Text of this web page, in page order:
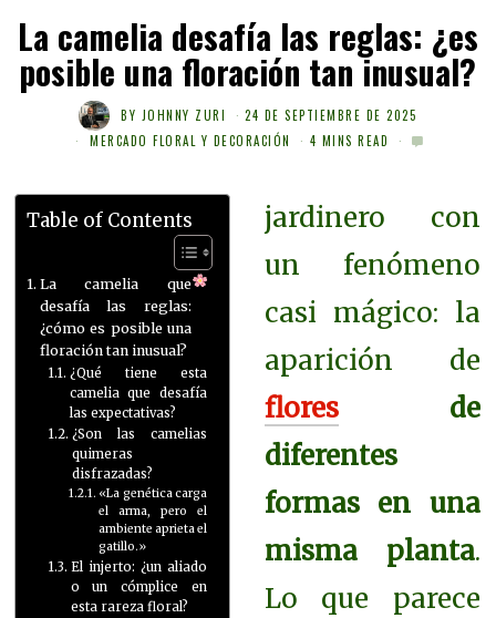
La camelia desafía las reglas: ¿es
posible una floración tan inusual?
BY JOHNNY ZURI
24 DE SEPTIEMBRE DE 2025
MERCADO FLORAL Y DECORACIÓN
4 MINS READ
Table of Contents
La camelia que
desafía las reglas:
¿cómo es posible una
floración tan inusual?
¿Qué tiene esta
camelia que desafía
las expectativas?
¿Son las camelias
quimeras
disfrazadas?
«La genética carga
el arma, pero el
ambiente aprieta el
gatillo.»
El injerto: ¿un aliado
o un cómplice en
esta rareza floral?
jardinero con
un fenómeno
casi mágico: la
aparición de
floresde
diferentes
formas en una
misma planta.
Lo que parece